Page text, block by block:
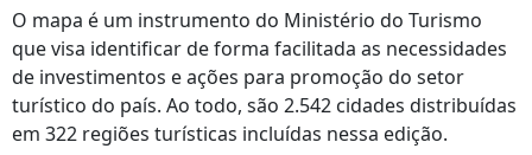
O mapa é um instrumento do Ministério do Turismo
que visa identificar de forma facilitada as necessidades
de investimentos e ações para promoção do setor
turístico do país. Ao todo, são 2.542 cidades distribuídas
em 322 regiões turísticas incluídas nessa edição.